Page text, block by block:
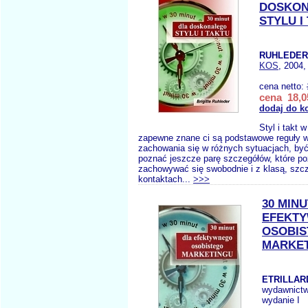
STYLU I
KOS,
cena netto:
cena
dodaj do
Styl i takt
zapewne znane ci są podstawowe reguły
zachowania się w różnych sytuacjach,
poznać jeszcze parę szczegółów, które
zachowywać się swobodnie i z klasą,
kontaktach... >>>
30
wydanie I